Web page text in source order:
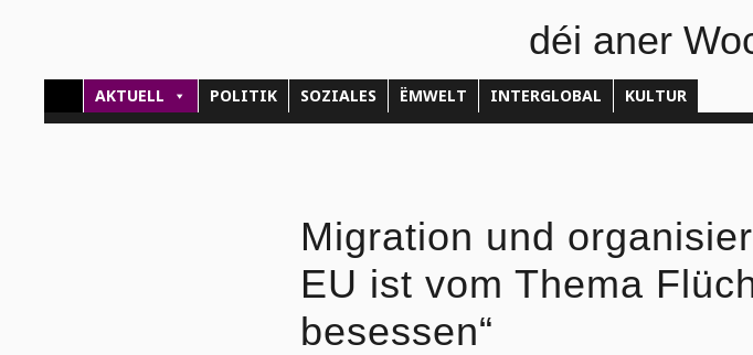
déi aner
AKTUELL POLITIK SOZIALES ËMWELT INTERGLOBAL KULTUR
Migration und
EU ist vom Thema
besessen“